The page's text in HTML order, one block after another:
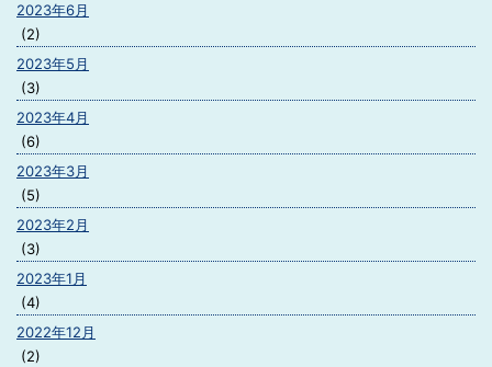
2023年6月
(2)
2023年5月
(3)
2023年4月
(6)
2023年3月
(5)
2023年2月
(3)
2023年1月
(4)
2022年12月
(2)